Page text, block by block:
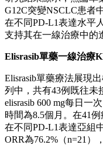
G12C突變NSCLC患者
在不同PD-L1表達水平
支持其在一線治療中的
Elisrasib單藥一線治療
Elisrasib單藥療法展現
列中，共有43例既往未
elisrasib 600 mg每日一
時間為8.5個月。在41
在不同PD-L1表達亞組
ORR為76.2%（n=21）